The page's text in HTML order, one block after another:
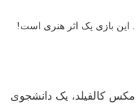
این بازی یک اثر هنری است!
مکس کالفیلد، یک دانشجوی